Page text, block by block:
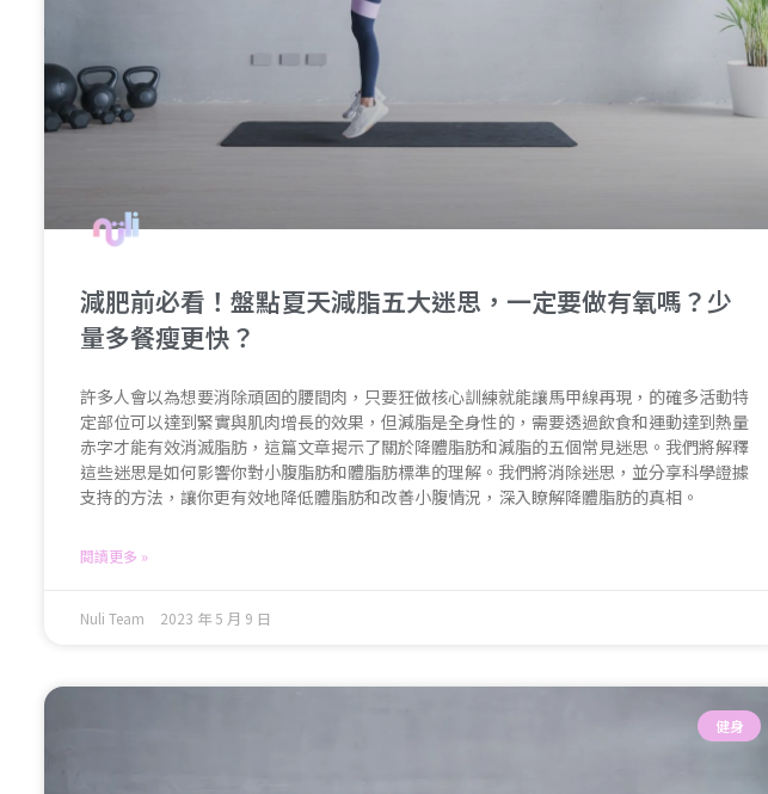
減肥前必看！盤點夏天減脂五大迷思，一定要做有氧嗎？少
量多餐瘦更快？
許多人會以為想要消除頑固的腰間肉，只要狂做核心訓練就能讓馬甲線再現，的確多活動特
定部位可以達到緊實與肌肉增長的效果，但減脂是全身性的，需要透過飲食和運動達到熱量
赤字才能有效消滅脂肪，這篇文章揭示了關於降體脂肪和減脂的五個常見迷思。我們將解釋
這些迷思是如何影響你對小腹脂肪和體脂肪標準的理解。我們將消除迷思，並分享科學證據
支持的方法，讓你更有效地降低體脂肪和改善小腹情況，深入瞭解降體脂肪的真相。
閱讀更多 »
Nuli Team 2023 年 5 月 9 日
健身